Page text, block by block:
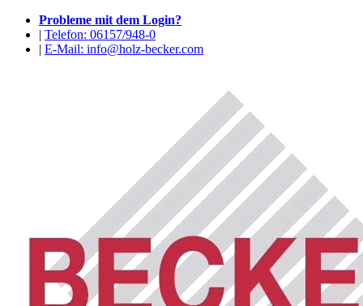
Probleme mit dem Login?
| Telefon: 06157/948-0
| E-Mail: info@holz-becker.com